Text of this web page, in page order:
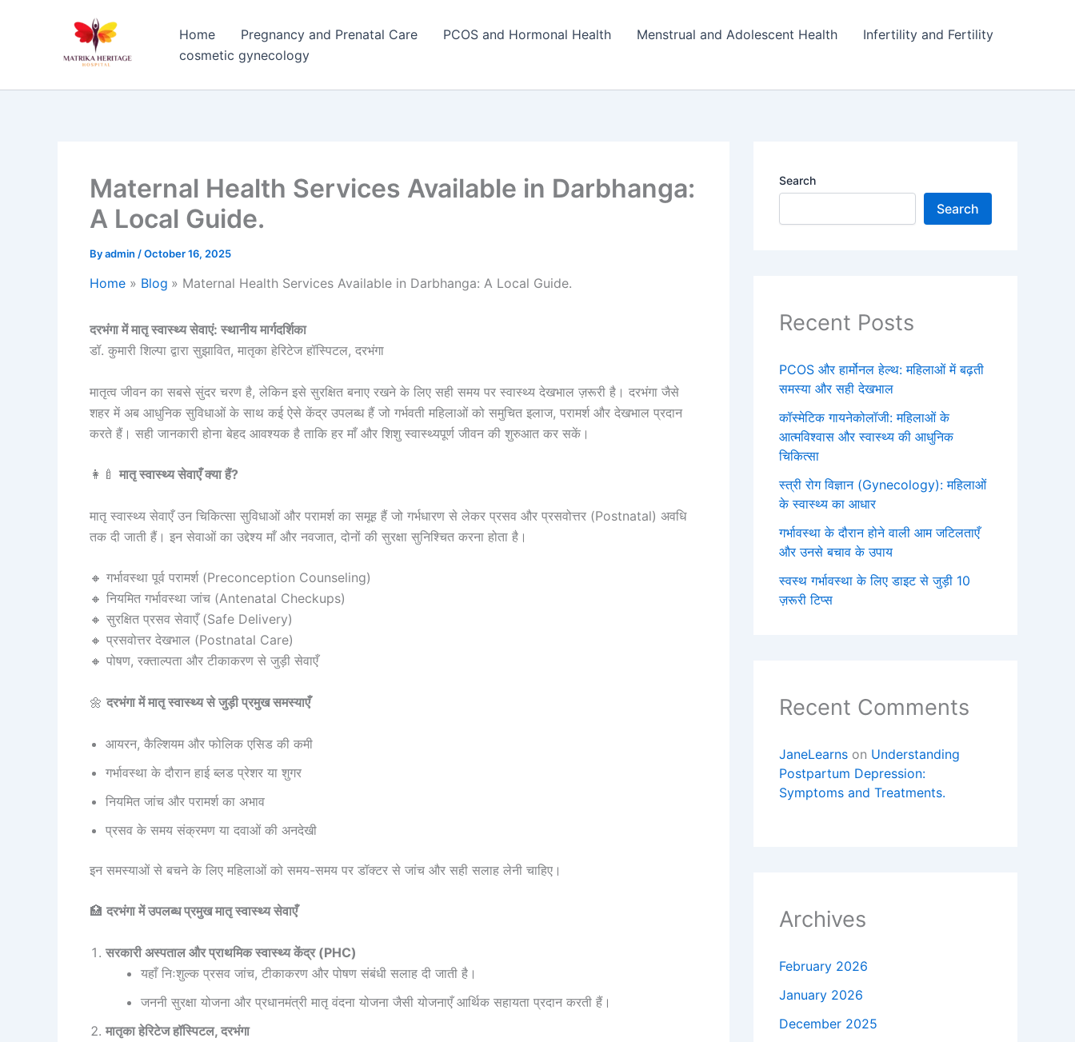
Home Pregnancy and Prenatal Care PCOS and Hormonal Health Menstrual and Adolescent Health
Infertility and Fertility
cosmetic gynecology
Maternal Health Services Available in Darbhanga:
A Local Guide.
Byadmin /October 16, 2025
Home Blog Maternal Health Services Available in Darbhanga: A Local Guide.
दरभंगा में मातृ स्वास्थ्य सेवाएं: स्थानीय मार्गदर्शिका
डॉ. कुमारी शिल्पा द्वारा सुझावित, मातृका हेरिटेज हॉस्पिटल, दरभंगा
मातृत्व जीवन का सबसे सुंदर चरण है, लेकिन इसे सुरक्षित बनाए रखने के लिए सही समय पर स्वास्थ्य देखभाल ज़रूरी है। दरभंगा जैसे
शहर में अब आधुनिक सुविधाओं के साथ कई ऐसे केंद्र उपलब्ध हैं जो गर्भवती महिलाओं को समुचित इलाज, परामर्श और देखभाल प्रदान
करते हैं। सही जानकारी होना बेहद आवश्यक है ताकि हर माँ और शिशु स्वास्थ्यपूर्ण जीवन की शुरुआत कर सकें।
👩‍🍼 मातृ स्वास्थ्य सेवाएँ क्या हैं?
मातृ स्वास्थ्य सेवाएँ उन चिकित्सा सुविधाओं और परामर्श का समूह हैं जो गर्भधारण से लेकर प्रसव और प्रसवोत्तर (Postnatal) अवधि
तक दी जाती हैं। इन सेवाओं का उद्देश्य माँ और नवजात, दोनों की सुरक्षा सुनिश्चित करना होता है।
🔸 गर्भावस्था पूर्व परामर्श (Preconception Counseling)
🔸 नियमित गर्भावस्था जांच (Antenatal Checkups)
🔸 सुरक्षित प्रसव सेवाएँ (Safe Delivery)
🔸 प्रसवोत्तर देखभाल (Postnatal Care)
🔸 पोषण, रक्ताल्पता और टीकाकरण से जुड़ी सेवाएँ
🌼 दरभंगा में मातृ स्वास्थ्य से जुड़ी प्रमुख समस्याएँ
आयरन, कैल्शियम और फोलिक एसिड की कमी
गर्भावस्था के दौरान हाई ब्लड प्रेशर या शुगर
नियमित जांच और परामर्श का अभाव
प्रसव के समय संक्रमण या दवाओं की अनदेखी
इन समस्याओं से बचने के लिए महिलाओं को समय-समय पर डॉक्टर से जांच और सही सलाह लेनी चाहिए।
🏥 दरभंगा में उपलब्ध प्रमुख मातृ स्वास्थ्य सेवाएँ
सरकारी अस्पताल और प्राथमिक स्वास्थ्य केंद्र (PHC)
यहाँ निःशुल्क प्रसव जांच, टीकाकरण और पोषण संबंधी सलाह दी जाती है।
जननी सुरक्षा योजना और प्रधानमंत्री मातृ वंदना योजना जैसी योजनाएँ आर्थिक सहायता प्रदान करती हैं।
मातृका हेरिटेज हॉस्पिटल, दरभंगा
Search
Search
Recent Posts
PCOS और हार्मोनल हेल्थ: महिलाओं में बढ़ती
समस्या और सही देखभाल
कॉस्मेटिक गायनेकोलॉजी: महिलाओं के
आत्मविश्वास और स्वास्थ्य की आधुनिक
चिकित्सा
स्त्री रोग विज्ञान (Gynecology): महिलाओं
के स्वास्थ्य का आधार
गर्भावस्था के दौरान होने वाली आम जटिलताएँ
और उनसे बचाव के उपाय
स्वस्थ गर्भावस्था के लिए डाइट से जुड़ी 10
ज़रूरी टिप्स
Recent Comments
JaneLearns on Understanding
Postpartum Depression:
Symptoms and Treatments.
Archives
February 2026
January 2026
December 2025